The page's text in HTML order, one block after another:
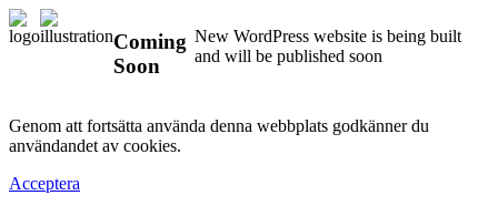
Coming
Soon
New WordPress website is being built
and will be published soon
Genom att fortsätta använda denna webbplats godkänner du
användandet av cookies.
Acceptera